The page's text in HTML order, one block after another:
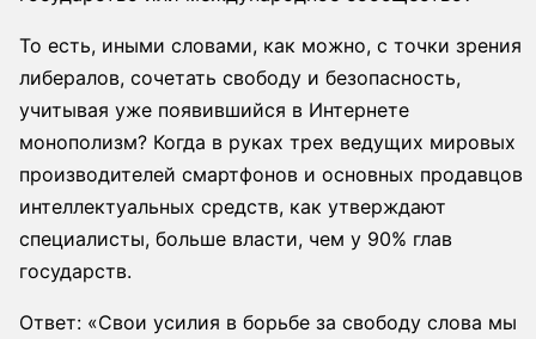
То есть, иными словами, как можно, с точки зрения
либералов, сочетать свободу и безопасность,
учитывая уже появившийся в Интернете
монополизм? Когда в руках трех ведущих мировых
производителей смартфонов и основных продавцов
интеллектуальных средств, как утверждают
специалисты, больше власти, чем у 90% глав
государств.
Ответ: «Свои усилия в борьбе за свободу слова мы